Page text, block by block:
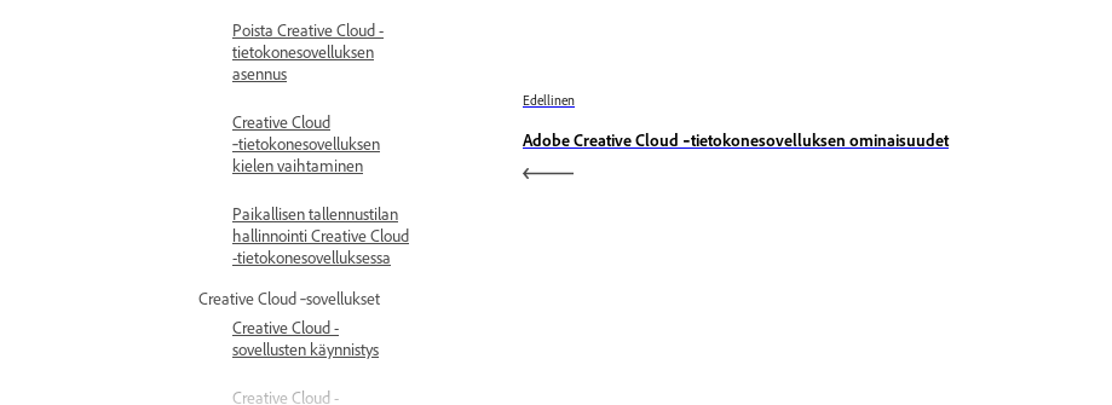
Poista Creative Cloud -
tietokonesovelluksen
asennus
Creative Cloud
‑tietokonesovelluksen
kielen vaihtaminen
Paikallisen tallennustilan
hallinnointi Creative Cloud
-tietokonesovelluksessa
Creative Cloud ‑sovellukset
Creative Cloud -
sovellusten käynnistys
Creative Cloud -
Edellinen
Adobe Creative Cloud ‑tietokonesovelluksen ominaisuudet